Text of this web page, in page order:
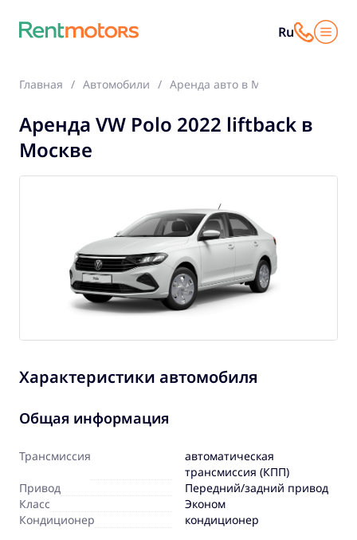
Ru
Главная Автомобили Аренда авто в Москве
Аренда VW Polo 2022 liftback в
Москве
Характеристики автомобиля
Общая информация
Трансмиссия
автоматическая
трансмиссия (КПП)
Привод
Передний/задний привод
Класс
Эконом
Кондиционер
кондиционер